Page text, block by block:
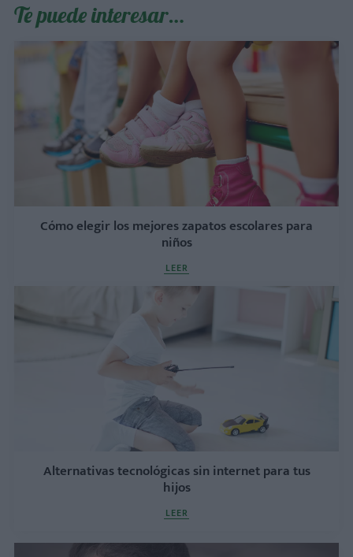
Te puede interesar…
Cómo elegir los mejores zapatos escolares para
niños
LEER
Alternativas tecnológicas sin internet para tus
hijos
LEER